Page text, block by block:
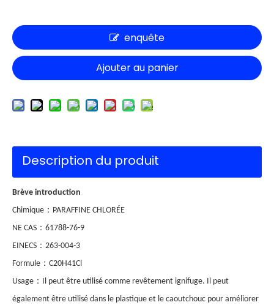
enquête
Ajouter au panier
Description du produit
Brève introduction
Chimique ： PARAFFINE CHLORÉE
NE CAS ： 61788-76-9
EINECS ： 263-004-3
Formule ： C20H41Cl
Usage ： Il peut être utilisé comme revêtement ignifuge. Il peut
également être utilisé dans le plastique et le caoutchouc pour améliorer